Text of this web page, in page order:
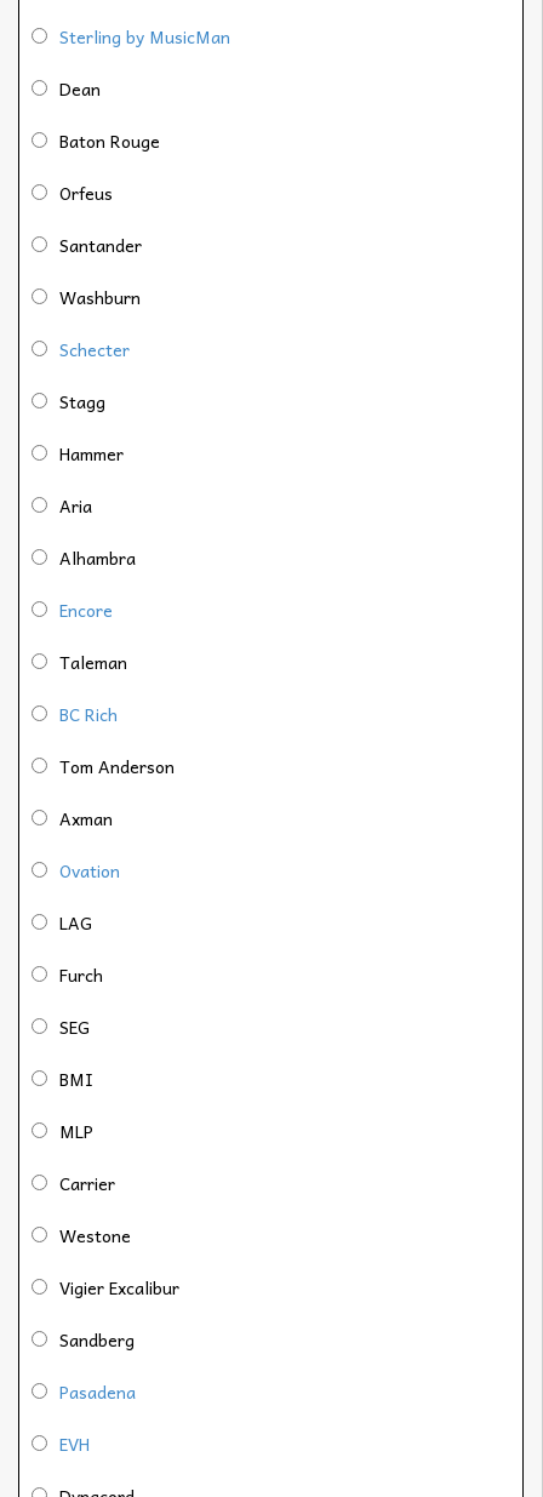
Sterling by MusicMan
Dean
Baton Rouge
Orfeus
Santander
Washburn
Schecter
Stagg
Hammer
Aria
Alhambra
Encore
Taleman
BC Rich
Tom Anderson
Axman
Ovation
LAG
Furch
SEG
BMI
MLP
Carrier
Westone
Vigier Excalibur
Sandberg
Pasadena
EVH